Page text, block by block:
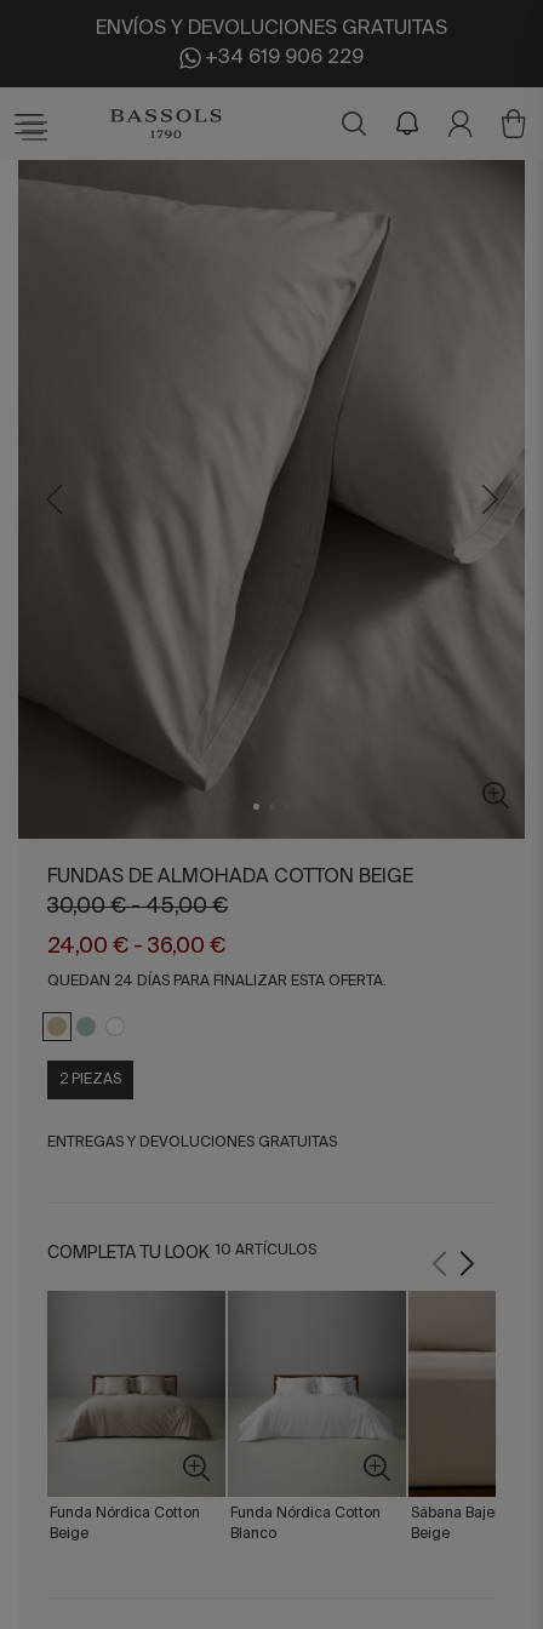
ENVÍOS Y DEVOLUCIONES GRATUITAS
+34 619 906 229
FUNDAS DE ALMOHADA COTTON BEIGE
30,00 € - 45,00 €
24,00 € - 36,00 €
QUEDAN 24 DÍAS PARA FINALIZAR ESTA OFERTA.
2 PIEZAS
ENTREGAS Y DEVOLUCIONES GRATUITAS
COMPLETA TU LOOK 10 ARTÍCULOS
Funda Nórdica Cotton
Beige
Funda Nórdica Cotton
Blanco
Sábana Bajera
Beige